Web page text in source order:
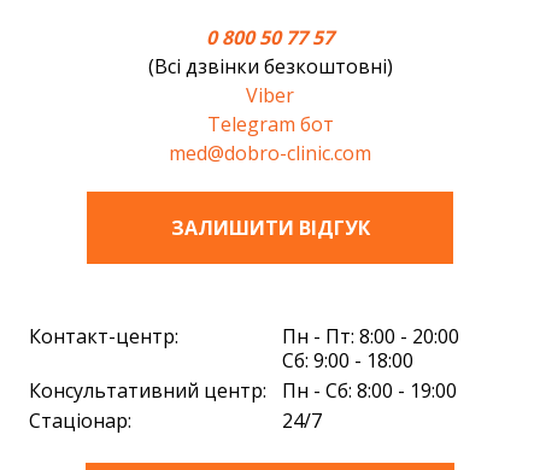
0 800 50 77 57
(Всі дзвінки безкоштовні)
Viber
Telegram бот
med@dobro-clinic.com
ЗАЛИШИТИ ВIДГУК
Контакт-центр:
Пн - Пт: 8:00 - 20:00
Сб: 9:00 - 18:00
Консультативний центр:
Пн - Сб: 8:00 - 19:00
Стаціонар:
24/7